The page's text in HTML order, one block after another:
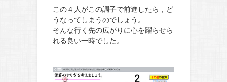
この４人がこの調子で前進したら，ど
うなってしまうのでしょう。
そんな行く先の広がりに心を躍らせら
れる良い一時でした。